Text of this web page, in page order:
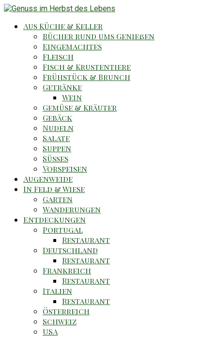
Aus Küche & Keller
Bücher rund ums Genießen
Eingemachtes
Fleisch
Fisch & Krustentiere
Frühstück & Brunch
Getränke
Wein
Gemüse & Kräuter
Gebäck
Nudeln
Salate
Suppen
Süsses
Vorspeisen
Augenweide
In Feld & Wiese
Garten
Wanderungen
Entdeckungen
Portugal
Restaurant
Deutschland
Restaurant
Frankreich
Restaurant
Italien
Restaurant
Österreich
Schweiz
USA